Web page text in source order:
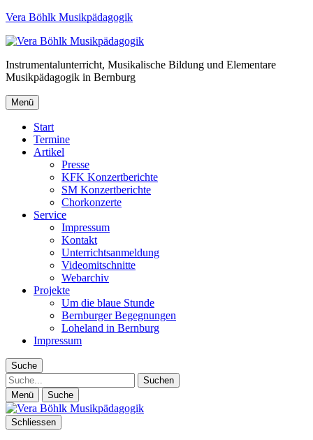
Vera Böhlk Musikpädagogik
Instrumentalunterricht, Musikalische Bildung und Elementare
Musikpädagogik in Bernburg
Menü
Start
Termine
Artikel
Presse
KFK Konzertberichte
SM Konzertberichte
Chorkonzerte
Service
Impressum
Kontakt
Unterrichtsanmeldung
Videomitschnitte
Webarchiv
Projekte
Um die blaue Stunde
Bernburger Begegnungen
Loheland in Bernburg
Impressum
Suche
Suche
Menü Suche
Schliessen